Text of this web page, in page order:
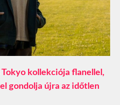
kollekciója flanellel,
gondolja újra az időtlen